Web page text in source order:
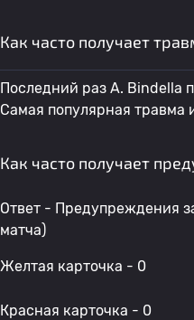
Как часто получает
Последний раз A. Bindella
Самая популярная травма
Как часто получает
Ответ - Предупреждения
матча)
Желтая карточка - 0
Красная карточка - 0